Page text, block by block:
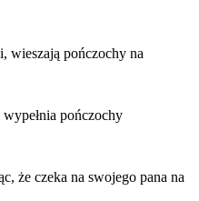
wieszają pończochy na
pończochy
że czeka na swojego pana na